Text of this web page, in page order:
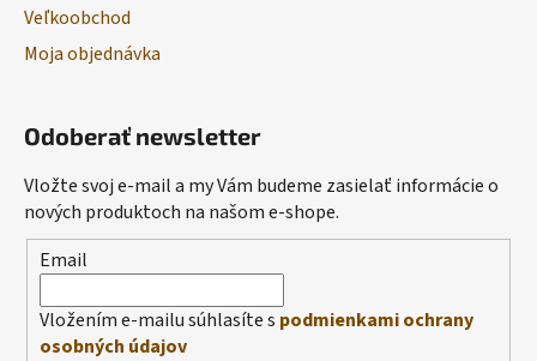
Veľkoobchod
Moja objednávka
Odoberať newsletter
Vložte svoj e-mail a my Vám budeme zasielať informácie o
nových produktoch na našom e-shope.
Email
Vložením e-mailu súhlasíte s podmienkami ochrany
osobných údajov